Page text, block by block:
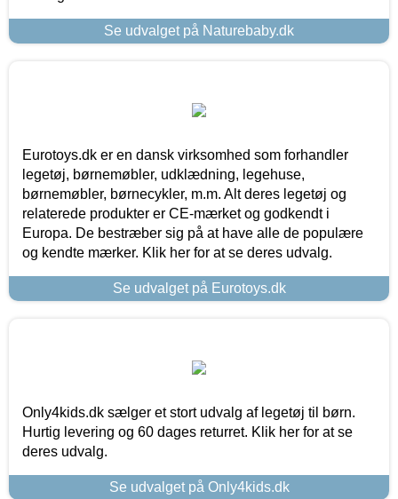
Se udvalget på Naturebaby.dk
Eurotoys.dk er en dansk virksomhed som forhandler
legetøj, børnemøbler, udklædning, legehuse,
børnemøbler, børnecykler, m.m. Alt deres legetøj og
relaterede produkter er CE-mærket og godkendt i
Europa. De bestræber sig på at have alle de populære
og kendte mærker. Klik her for at se deres udvalg.
Se udvalget på Eurotoys.dk
Only4kids.dk sælger et stort udvalg af legetøj til børn.
Hurtig levering og 60 dages returret. Klik her for at se
deres udvalg.
Se udvalget på Only4kids.dk